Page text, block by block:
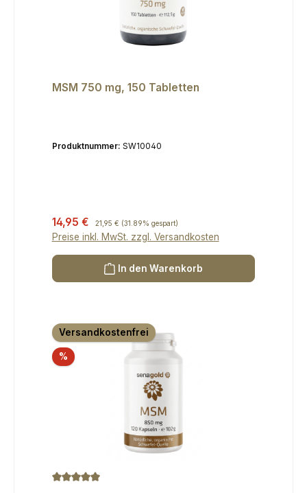
MSM 750 mg, 150 Tabletten
Produktnummer: SW10040
Verkaufspreis:
14,95 € Regulärer Preis:
21,95 € (31.89% gespart)
Preise inkl. MwSt. zzgl. Versandkosten
In den Warenkorb
Versandkostenfrei
%Rabatt